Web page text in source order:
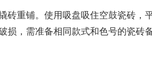
砖重铺。使用吸盘吸住空鼓瓷砖，
，需准备相同款式和色号的瓷砖